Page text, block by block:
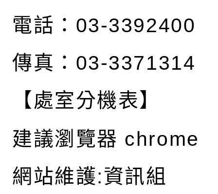
電話：03-3392400
傳真：03-3371314
【處室分機表】
建議瀏覽器 chrome
網站維護:資訊組